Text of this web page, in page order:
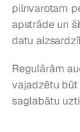
pilnvarotam
apstrāde un
datu
Regulārām
vajadzētu būt
saglabātu